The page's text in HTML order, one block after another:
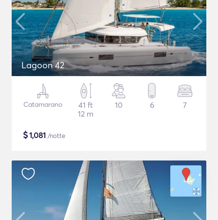
Lagoon 42
Catamarano
41 ft
12 m
10 6 7
$1,081 /notte